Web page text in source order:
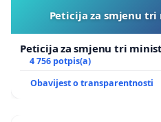
prelazila preko pješačkog
Peticija za smjenu
Peticija za smjenu tri
4 756 potpis(a)
Obavijest o transparentnosti